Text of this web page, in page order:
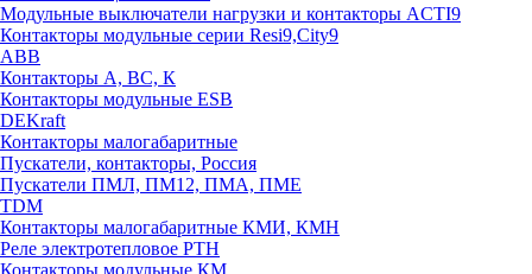
Модульные выключатели нагрузки и контакторы ACTI9
Контакторы модульные серии Resi9,City9
ABB
Контакторы А, ВС, К
Контакторы модульные ESB
DEKraft
Контакторы малогабаритные
Пускатели, контакторы, Россия
Пускатели ПМЛ, ПМ12, ПМА, ПМЕ
TDM
Контакторы малогабаритные КМИ, КМН
Реле электротепловое РТН
Контакторы модульные КМ